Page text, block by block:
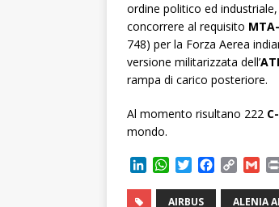
ordine politico ed
concorrere al requisito MTA-
748) per la Forza Aerea
versione militarizzata dell’
rampa di carico posteriore.
Al momento risultano 222
mondo.
W
a
T
i
p
G
a
AIRBUS ALENIA